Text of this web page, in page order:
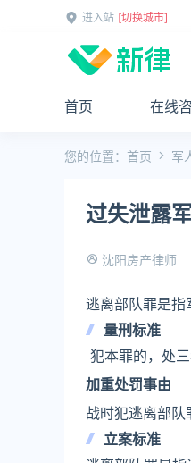
进入站 [切换城市]
首页 在线
您的位置： 首页 军
过失泄露
沈阳房产律师
逃离部队罪是指
量刑标准
犯本罪的，处
加重处罚事由
战时犯逃离部队
立案标准